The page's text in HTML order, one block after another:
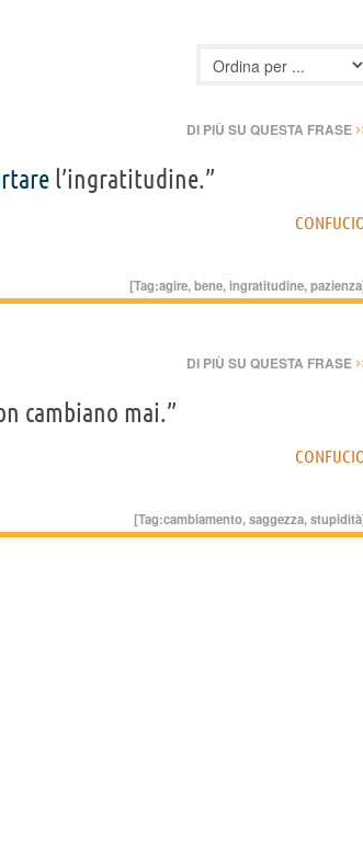
DI PIÙ SU QUESTA FRASE
l’ingratitudine.”
[Tag:agire,bene,ingratitudine,pazienza
DI PIÙ SU QUESTA FRASE
cambiano mai.”
[Tag:cambiamento,saggezza,stupidità